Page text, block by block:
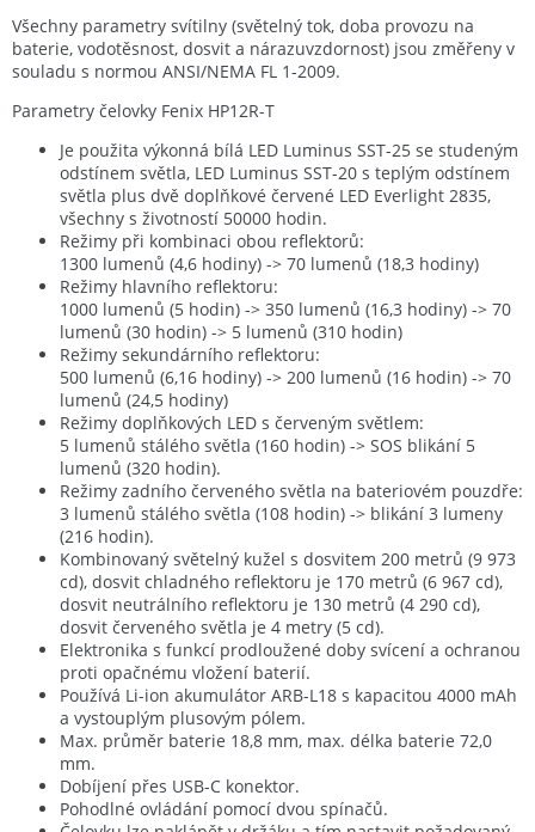
Všechny parametry svítilny (světelný tok, doba provozu na
baterie, vodotěsnost, dosvit a nárazuvzdornost) jsou změřeny v
souladu s normou ANSI/NEMA FL 1-2009.
Parametry čelovky Fenix HP12R-T
Je použita výkonná bílá LED Luminus SST-25 se studeným
odstínem světla, LED Luminus SST-20 s teplým odstínem
světla plus dvě doplňkové červené LED Everlight 2835,
všechny s životností 50000 hodin.
Režimy při kombinaci obou reflektorů:
1300 lumenů (4,6 hodiny) -> 70 lumenů (18,3 hodiny)
Režimy hlavního reflektoru:
1000 lumenů (5 hodin) -> 350 lumenů (16,3 hodiny) -> 70
lumenů (30 hodin) -> 5 lumenů (310 hodin)
Režimy sekundárního reflektoru:
500 lumenů (6,16 hodiny) -> 200 lumenů (16 hodin) -> 70
lumenů (24,5 hodiny)
Režimy doplňkových LED s červeným světlem:
5 lumenů stálého světla (160 hodin) -> SOS blikání 5
lumenů (320 hodin).
Režimy zadního červeného světla na bateriovém pouzdře:
3 lumenů stálého světla (108 hodin) -> blikání 3 lumeny
(216 hodin).
Kombinovaný světelný kužel s dosvitem 200 metrů (9 973
cd), dosvit chladného reflektoru je 170 metrů (6 967 cd),
dosvit neutrálního reflektoru je 130 metrů (4 290 cd),
dosvit červeného světla je 4 metry (5 cd).
Elektronika s funkcí prodloužené doby svícení a ochranou
proti opačnému vložení baterií.
Používá Li-ion akumulátor ARB-L18 s kapacitou 4000 mAh
a vystouplým plusovým pólem.
Max. průměr baterie 18,8 mm, max. délka baterie 72,0
mm.
Dobíjení přes USB-C konektor.
Pohodlné ovládání pomocí dvou spínačů.